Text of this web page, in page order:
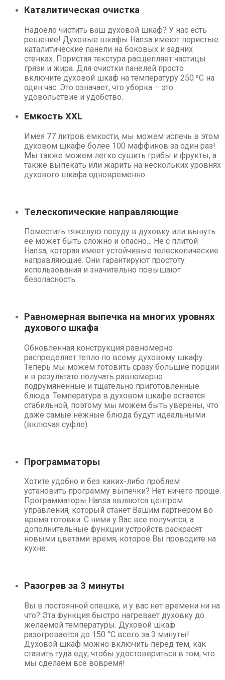
Каталитическая очистка
Надоело чистить ваш духовой шкаф? У нас есть
решение! Духовые шкафы Hansa имеют пористые
каталитические панели на боковых и задних
стенках. Пористая текстура расщепляет частицы
грязи и жира. Для очистки панелей просто
включите духовой шкаф на температуру 250 ⁰C на
один час. Это означает, что уборка – это
удовольствие и удобство.
Емкость XXL
Имея 77 литров емкости, мы можем испечь в этом
духовом шкафе более 100 маффинов за один раз!
Мы также можем легко сушить грибы и фрукты, а
также выпекать или жарить на нескольких уровнях
духового шкафа одновременно.
Телескопические направляющие
Поместить тяжелую посуду в духовку или вынуть
ее может быть сложно и опасно… Не с плитой
Hansa, которая имеет устойчивые телескопические
направляющие. Они гарантируют простоту
использования и значительно повышают
безопасность.
Равномерная выпечка на многих уровнях
духового шкафа
Обновленная конструкция равномерно
распределяет тепло по всему духовому шкафу.
Теперь мы можем готовить сразу большие порции
и в результате получать равномерно
подрумяненные и тщательно приготовленные
блюда. Температура в духовом шкафе остается
стабильной, поэтому мы можем быть уверены, что
даже самые нежные блюда будут идеальными
(включая суфле).
Программаторы
Хотите удобно и без каких-либо проблем
установить программу выпечки? Нет ничего проще.
Программаторы Hansa являются центром
управления, который станет Вашим партнером во
время готовки. С ними у Вас все получится, а
дополнительные функции устройств раскрасят
новыми цветами время, которое Вы проводите на
кухне.
Разогрев за 3 минуты
Вы в постоянной спешке, и у вас нет времени ни на
что? Эта функция быстро нагревает духовку до
желаемой температуры. Духовой шкаф
разогревается до 150 °C всего за 3 минуты!
Духовой шкаф можно включить перед тем, как
ставить туда еду, чтобы удостовериться в том, что
мы сделаем все вовремя!